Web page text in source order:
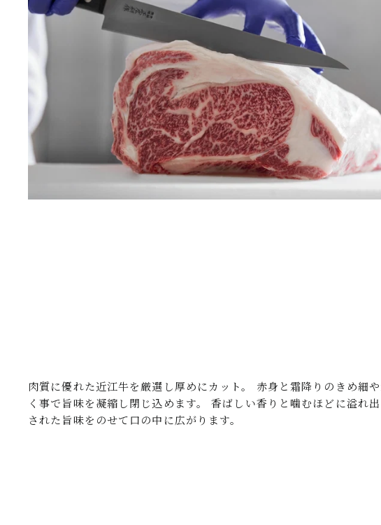
肉質に優れた近江牛を厳選し厚めにカット。 赤身と霜降りのきめ細
く事で旨味を凝縮し閉じ込めます。 香ばしい香りと噛むほどに溢れ
された旨味をのせて口の中に広がります。